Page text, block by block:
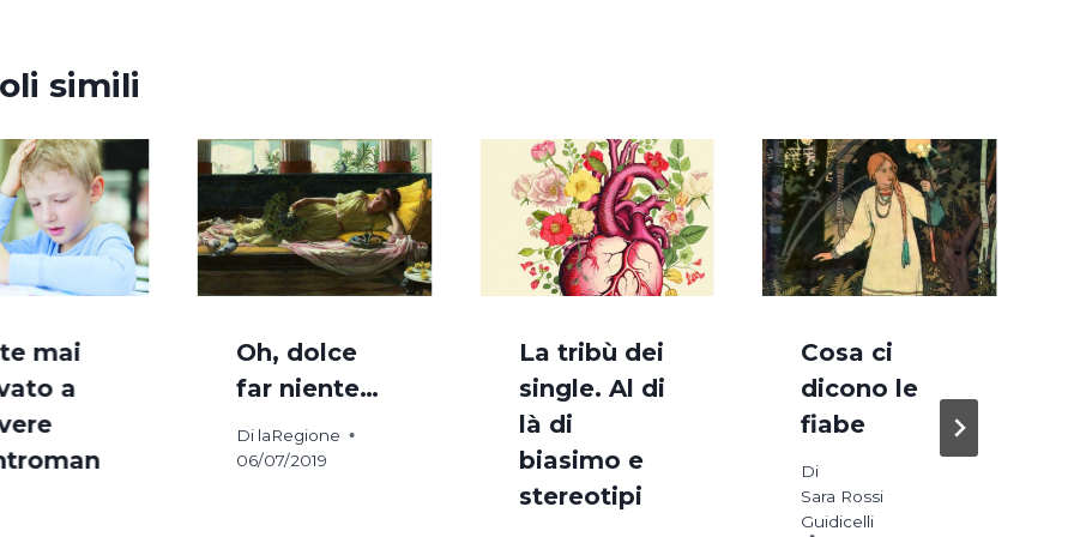
simili
mai
a
Oh, dolce
far niente…
Di laRegione
06/07/2019
La tribù dei
single. Al di
là di
biasimo e
stereotipi
Cosa ci
dicono le
fiabe
Di
Sara Rossi
Guidicelli